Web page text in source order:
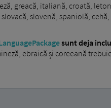
greacă, italiană, croată,
slovenă, spaniolă,
sunt deja
ebraică și coreeană